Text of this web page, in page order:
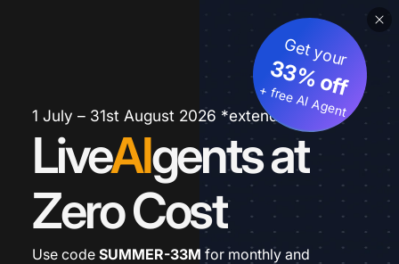
1 July – 31st August 2026 *extended
LiveAIgents at
Zero Cost
Get your
33% off
+ free AI Agent
Use code SUMMER-33M for monthly and